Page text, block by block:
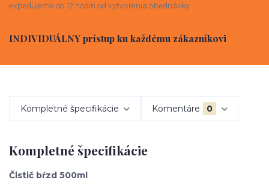
expedujeme do 12 hodín od vytvorenia obednávky
INDIVIDUÁLNY prístup ku každému zákazníkovi
Kompletné špecifikácie Komentáre 0
Kompletné špecifikácie
Čistič bŕzd 500ml